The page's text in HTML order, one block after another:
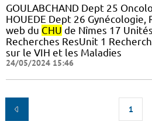
GOULABCHAND Dept 25
HOUEDE Dept 26 Gynécologie,
web du CHU de Nîmes 17
Recherches ResUnit 1
sur le VIH et les Maladies
24/05/2024 15:46
1